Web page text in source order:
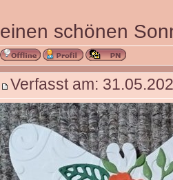
einen schönen
Verfasst am: